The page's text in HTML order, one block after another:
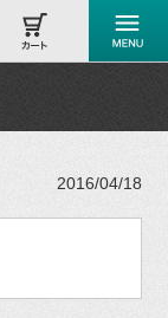
2016/04/18